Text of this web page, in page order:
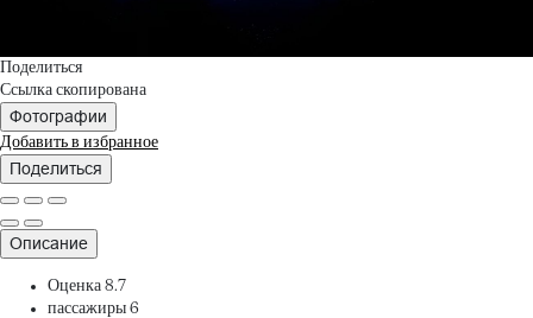
Поделиться
Ссылка скопирована
Фотографии
Добавить в избранное
Поделиться
Описание
Оценка 8.7
пассажиры 6